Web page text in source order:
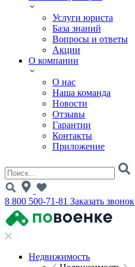
Услуги юриста
База знаний
Вопросы и ответы
Акции
О компании
О нас
Наша команда
Новости
Отзывы
Гарантии
Контакты
Приложение
8 800 500-71-81 Заказать звонок
Недвижимость